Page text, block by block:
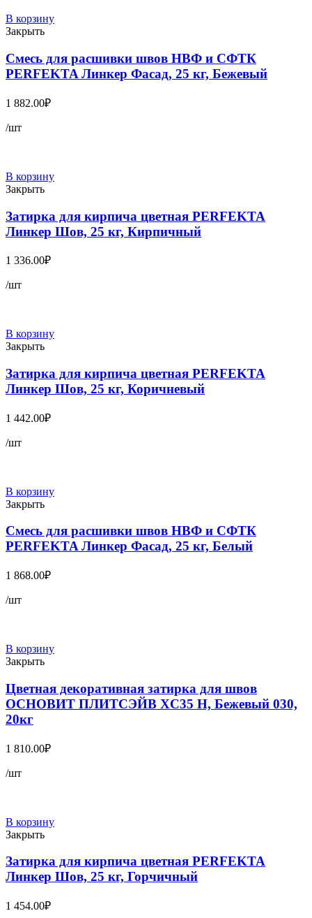
В корзину
Закрыть
Смесь для расшивки швов НВФ и СФТК
PERFEKTA Линкер Фасад, 25 кг, Бежевый
1 882.00₽
/шт
В корзину
Закрыть
Затирка для кирпича цветная PERFEKTA
Линкер Шов, 25 кг, Кирпичный
1 336.00₽
/шт
В корзину
Закрыть
Затирка для кирпича цветная PERFEKTA
Линкер Шов, 25 кг, Коричневый
1 442.00₽
/шт
В корзину
Закрыть
Смесь для расшивки швов НВФ и СФТК
PERFEKTA Линкер Фасад, 25 кг, Белый
1 868.00₽
/шт
В корзину
Закрыть
Цветная декоративная затирка для швов
ОСНОВИТ ПЛИТСЭЙВ XC35 Н, Бежевый 030,
20кг
1 810.00₽
/шт
В корзину
Закрыть
Затирка для кирпича цветная PERFEKTA
Линкер Шов, 25 кг, Горчичный
1 454.00₽